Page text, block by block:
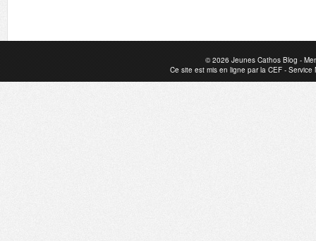
© 2026Jeunes Cathos Blog-
Ce site est mis en ligne par laCEF-Service